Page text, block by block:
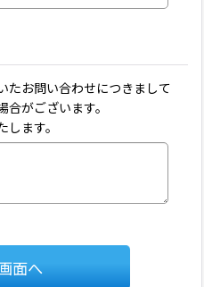
たお問い合わせにつきまして
がございます。
ます。
面へ